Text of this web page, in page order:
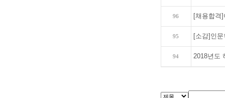
96 [채용합격
95 [소감]인
94 2018년도